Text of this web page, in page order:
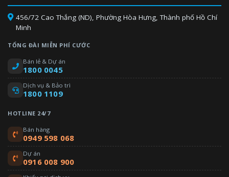
456/72 Cao Thắng (ND), Phường Hòa Hưng, Thành phố Hồ Chí
Minh
TỔNG ĐÀI MIỄN PHÍ CƯỚC
Bán lẻ & Dự án
1800 0045
Dịch vụ & Bảo trì
1800 1109
HOTLINE 24/7
Bán hàng
0949 598 068
Dự án
0916 008 900